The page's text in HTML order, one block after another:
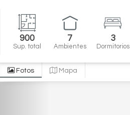
900
Sup. total
7
Ambientes
3
Dormitorios
Fotos Mapa